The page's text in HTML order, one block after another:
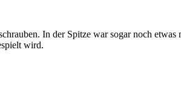
In der Spitze war sogar noch
wird.